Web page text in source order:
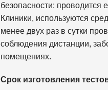
безопасности: проводится
Клиники, используются
менее двух раз в сутки
соблюдения дистанции,
помещениях.
Срок изготовления